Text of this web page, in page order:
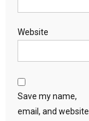
Website
Save my name,
email, and website